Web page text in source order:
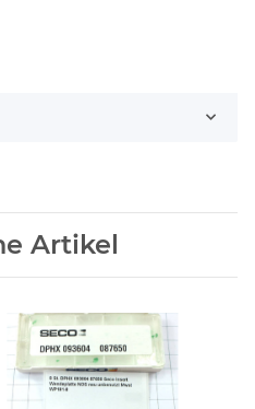
Artikel